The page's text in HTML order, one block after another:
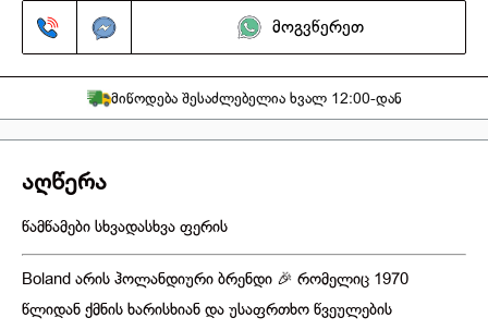
მოგვწერეთ
მიწოდება შესაძლებელია ხვალ 12:00-დან
აღწერა
წამწამები სხვადასხვა ფერის
Boland არის ჰოლანდიური ბრენდი 🎉 რომელიც 1970
წლიდან ქმნის ხარისხიან და უსაფრთხო წვეულების